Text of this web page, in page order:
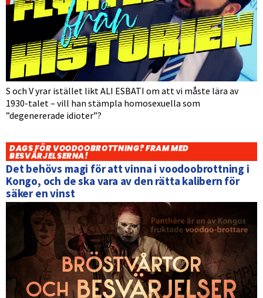
S och V yrar istället likt ALI ESBATI om att vi måste lära av
1930-talet – vill han stämpla homosexuella som
”degenererade idioter”?
DAGS FÖR VOODOOBROTTNING? FRAM MED
BESVÄRJELSERNA!
Det behövs magi för att vinna i voodoobrottning i
Kongo, och de ska vara av den rätta kalibern för
säker en vinst